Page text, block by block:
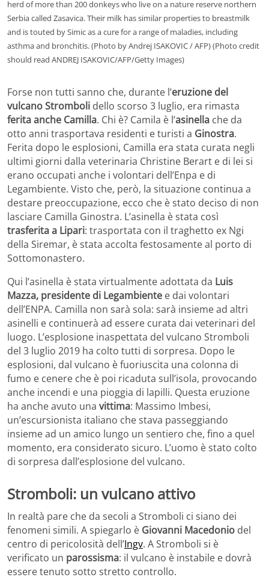
herd of more than 200 donkeys who live on a nature reserve northern
Serbia called Zasavica. Their milk has similar properties to breastmilk
and is touted by Simic as a cure for a range of maladies, including
asthma and bronchitis. (Photo by Andrej ISAKOVIC / AFP) (Photo credit
should read ANDREJ ISAKOVIC/AFP/Getty Images)
Forse non tutti sanno che, durante l’eruzione del
vulcano Stromboli dello scorso 3 luglio, era rimasta
ferita anche Camilla. Chi è? Camila è l’asinella che da
otto anni trasportava residenti e turisti a Ginostra.
Ferita dopo le esplosioni, Camilla era stata curata negli
ultimi giorni dalla veterinaria Christine Berart e di lei si
erano occupati anche i volontari dell’Enpa e di
Legambiente. Visto che, però, la situazione continua a
destare preoccupazione, ecco che è stato deciso di non
lasciare Camilla Ginostra. L’asinella è stata così
trasferita a Lipari: trasportata con il traghetto ex Ngi
della Siremar, è stata accolta festosamente al porto di
Sottomonastero.
Qui l’asinella è stata virtualmente adottata da Luis
Mazza, presidente di Legambiente e dai volontari
dell’ENPA. Camilla non sarà sola: sarà insieme ad altri
asinelli e continuerà ad essere curata dai veterinari del
luogo. L’esplosione inaspettata del vulcano Stromboli
del 3 luglio 2019 ha colto tutti di sorpresa. Dopo le
esplosioni, dal vulcano è fuoriuscita una colonna di
fumo e cenere che è poi ricaduta sull’isola, provocando
anche incendi e una pioggia di lapilli. Questa eruzione
ha anche avuto una vittima: Massimo Imbesi,
un’escursionista italiano che stava passeggiando
insieme ad un amico lungo un sentiero che, fino a quel
momento, era considerato sicuro. L’uomo è stato colto
di sorpresa dall’esplosione del vulcano.
Stromboli: un vulcano attivo
In realtà pare che da secoli a Stromboli ci siano dei
fenomeni simili. A spiegarlo è Giovanni Macedonio del
centro di pericolosità dell’Ingv. A Stromboli si è
verificato un parossisma: il vulcano è instabile e dovrà
essere tenuto sotto stretto controllo.